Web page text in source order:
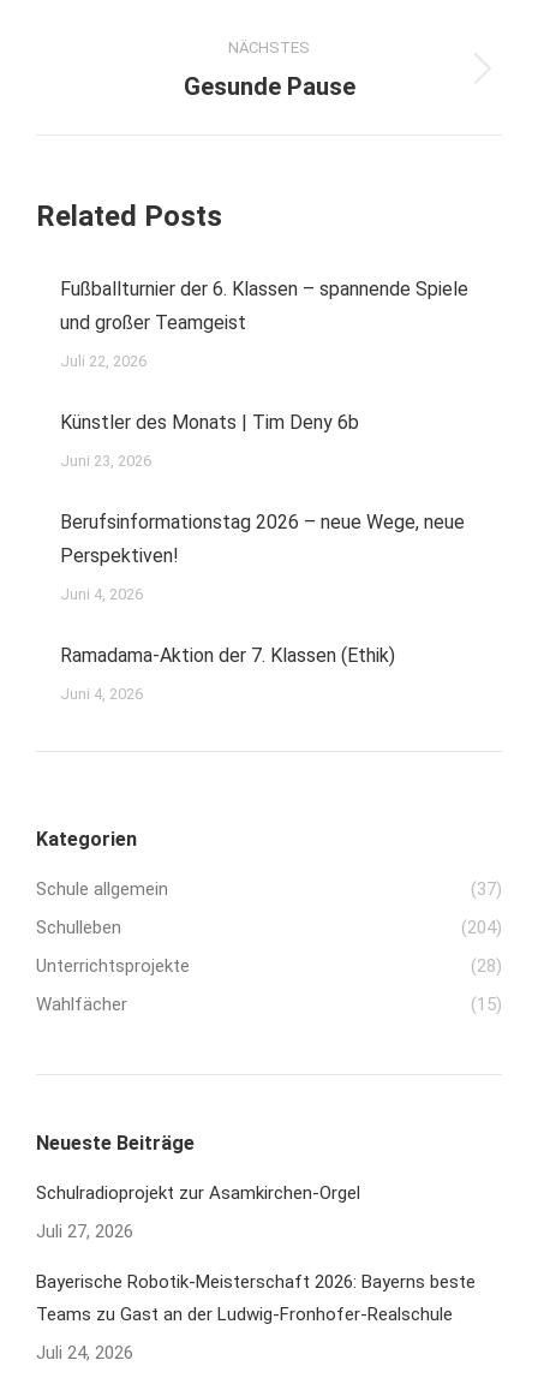
NÄCHSTES
Nächster
Gesunde Pause
Related Posts
Fußballturnier der 6. Klassen – spannende Spiele
und großer Teamgeist
Juli 22, 2026
Künstler des Monats | Tim Deny 6b
Juni 23, 2026
Berufsinformationstag 2026 – neue Wege, neue
Perspektiven!
Juni 4, 2026
Ramadama-Aktion der 7. Klassen (Ethik)
Juni 4, 2026
Kategorien
Schule allgemein
(37)
Schulleben
(204)
Unterrichtsprojekte
(28)
Wahlfächer
(15)
Neueste Beiträge
Schulradioprojekt zur Asamkirchen-Orgel
Juli 27, 2026
Bayerische Robotik-Meisterschaft 2026: Bayerns beste
Teams zu Gast an der Ludwig-Fronhofer-Realschule
Juli 24, 2026